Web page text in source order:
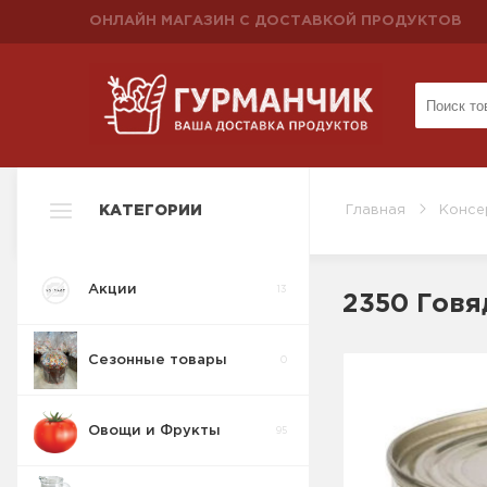
ОНЛАЙН МАГАЗИН С ДОСТАВКОЙ ПРОДУКТОВ
Главная
КАТЕГОРИИ
Акции 13
Сезонные товары
Овощи и Фрукты 95
2350